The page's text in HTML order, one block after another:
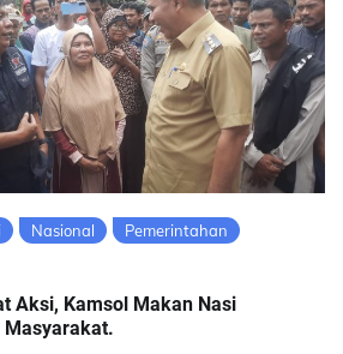
Nasional
Pemerintahan
Aksi, Kamsol Makan Nasi
Masyarakat.